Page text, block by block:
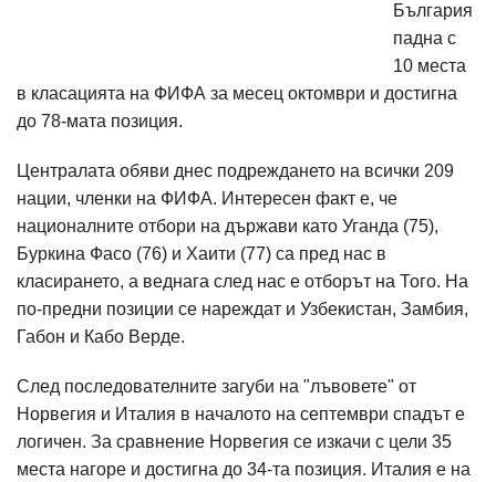
България
падна с
10 места
в класацията на ФИФА за месец октомври и достигна
до 78-мата позиция.
Централата обяви днес подреждането на всички 209
нации, членки на ФИФА. Интересен факт е, че
националните отбори на държави като Уганда (75),
Буркина Фасо (76) и Хаити (77) са пред нас в
класирането, а веднага след нас е отборът на Того. На
по-предни позиции се нареждат и Узбекистан, Замбия,
Габон и Кабо Верде.
След последователните загуби на "лъвовете" от
Норвегия и Италия в началото на септември спадът е
логичен. За сравнение Норвегия се изкачи с цели 35
места нагоре и достигна до 34-та позиция. Италия е на